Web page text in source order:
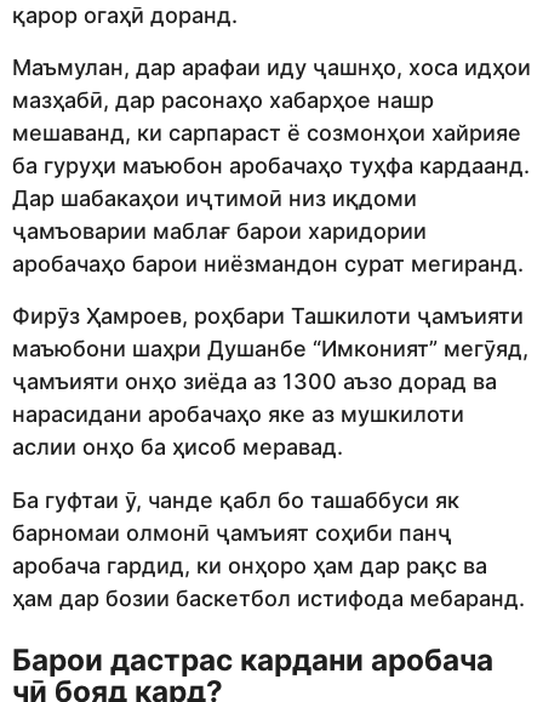
қарор огаҳӣ доранд.
Маъмулан, дар арафаи иду ҷашнҳо, хоса идҳои
мазҳабӣ, дар расонаҳо хабарҳое нашр
мешаванд, ки сарпараст ё созмонҳои хайрияе
ба гуруҳи маъюбон аробачаҳо туҳфа кардаанд.
Дар шабакаҳои иҷтимоӣ низ иқдоми
ҷамъоварии маблағ барои харидории
аробачаҳо барои ниёзмандон сурат мегиранд.
Фирӯз Ҳамроев, роҳбари Ташкилоти ҷамъияти
маъюбони шаҳри Душанбе “Имконият” мегӯяд,
ҷамъияти онҳо зиёда аз 1300 аъзо дорад ва
нарасидани аробачаҳо яке аз мушкилоти
аслии онҳо ба ҳисоб меравад.
Ба гуфтаи ӯ, чанде қабл бо ташаббуси як
барномаи олмонӣ ҷамъият соҳиби панҷ
аробача гардид, ки онҳоро ҳам дар рақс ва
ҳам дар бозии баскетбол истифода мебаранд.
Барои дастрас кардани аробача
чӣ бояд кард?